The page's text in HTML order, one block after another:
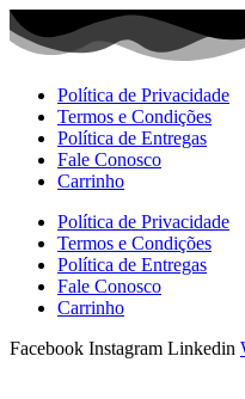
Ir
para
Política de Privacidade
Termos e Condições
Política de Entregas
Fale Conosco
Carrinho
Política de Privacidade
Termos e Condições
Política de Entregas
Fale Conosco
Carrinho
Facebook Instagram Linkedin